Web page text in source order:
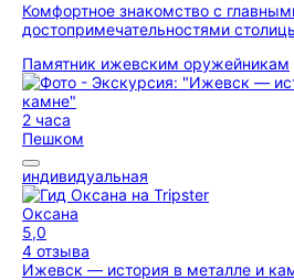
Комфортное знакомство с
достопримечательностями
Памятник ижевским оружейникам
2 часа
Пешком
индивидуальная
Оксана
5,0
4 отзыва
Ижевск — история в металле и